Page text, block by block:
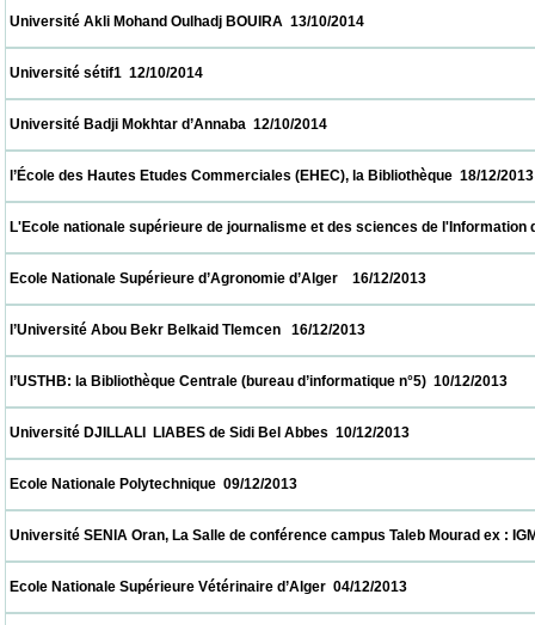
Université Akli Mohand Oulhadj BOUIRA  13/10/2014
Université sétif1  12/10/2014
Université Badji Mokhtar d’Annaba  12/10/2014
l’École des Hautes Etudes Commerciales (EHEC), la
L'Ecole nationale supérieure de journalisme et des sciences de
Ecole Nationale Supérieure d’Agronomie d’Alger    16/12/2013
l’Université Abou Bekr Belkaid Tlemcen   16/12/2013
l’USTHB: la Bibliothèque Centrale (bureau d’informatique n°5)
Université DJILLALI  LIABES de Sidi Bel Abbes  10/12/2013
Ecole Nationale Polytechnique  09/12/2013
Université SENIA Oran, La Salle de conférence campus Taleb
Ecole Nationale Supérieure Vétérinaire d’Alger  04/12/2013